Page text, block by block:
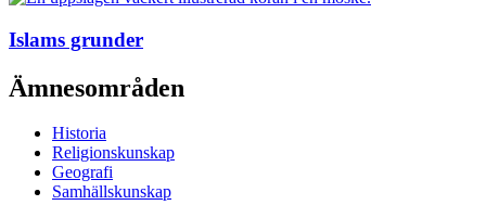
Islams grunder
Ämnesområden
Historia
Religionskunskap
Geografi
Samhällskunskap